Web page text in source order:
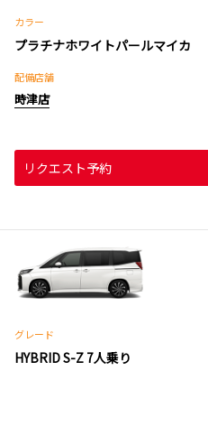
カラー
プラチナホワイトパールマイカ
配備店舗
時津店
リクエスト予約
グレード
HYBRID S-Z 7人乗り